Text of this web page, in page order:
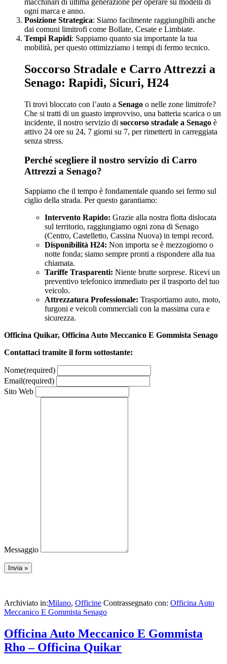
ogni marca e anno.
Posizione Strategica: Siamo facilmente raggiungibili anche
dai comuni limitrofi come Bollate, Cesate e Limbiate.
Tempi Rapidi: Sappiamo quanto sia importante la tua
mobilità, per questo ottimizziamo i tempi di fermo tecnico.
Soccorso Stradale e Carro Attrezzi a
Senago: Rapidi, Sicuri, H24
Ti trovi bloccato con l’auto a Senago o nelle zone limitrofe?
Che si tratti di un guasto improvviso, una batteria scarica o un
incidente, il nostro servizio di soccorso stradale a Senago è
attivo 24 ore su 24, 7 giorni su 7, per rimetterti in carreggiata
senza stress.
Perché scegliere il nostro servizio di Carro
Attrezzi a Senago?
Sappiamo che il tempo è fondamentale quando sei fermo sul
ciglio della strada. Per questo garantiamo:
Intervento Rapido: Grazie alla nostra flotta dislocata
sul territorio, raggiungiamo ogni zona di Senago
(Centro, Castelletto, Cassina Nuova) in tempi record.
Disponibilità H24: Non importa se è mezzogiorno o
notte fonda; siamo sempre pronti a rispondere alla tua
chiamata.
Tariffe Trasparenti: Niente brutte sorprese. Ricevi un
preventivo telefonico immediato per il trasporto del tuo
veicolo.
Attrezzatura Professionale: Trasportiamo auto, moto,
furgoni e veicoli commerciali con la massima cura e
sicurezza.
Officina Quikar, Officina Auto Meccanico E Gommista Senago
Contattaci tramite il form sottostante:
Nome(required)
Email(required)
Sito Web
Messaggio
Archiviato in:Milano, Officine Contrassegnato con: Officina Auto
Meccanico E Gommista Senago
Officina Auto Meccanico E Gommista
Rho – Officina Quikar